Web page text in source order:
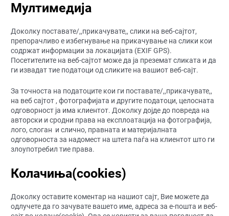
Мултимедија
Доколку поставате/,,прикачувате,, слики на веб-сајтот,
препорачливо е избегнување на прикачување на слики кои
содржат информации за локацијата (EXIF GPS).
Посетителите на веб-сајтот може да ја преземат сликата и да
ги извадат тие податоци од сликите на вашиот веб-сајт.
За точноста на податоците кои ги поставате/,,прикачувате,,
на веб сајтот , фотографијата и другите податоци, целосната
одговорност ја има клиентот. Доколку дојде до повреда на
авторски и сродни права на експлоатација на фотографија,
лого, слоган и слично, правната и материјалната
одговорноста за надомест на штета паѓа на клиентот што ги
злоупотребил тие права.
Колачиња(cookies)
Доколку оставите коментар на нашиот сајт, Вие можете да
одлучете да го зачувате вашето име, адреса за е-пошта и веб-